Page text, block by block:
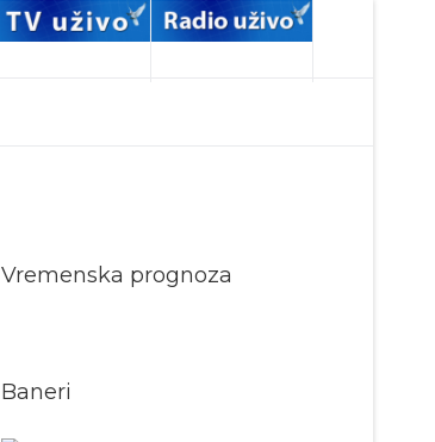
Vremenska prognoza
Baneri